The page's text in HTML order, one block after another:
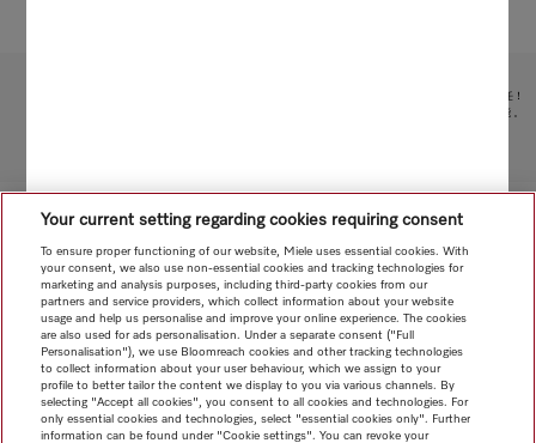
受限於技術變化；不對所提供資訊的準確性承擔任何責任！
請注意，香港地區目前不提供電器聯網工具配件 和 Alexa 功能 。
Your current setting regarding cookies requiring consent
To ensure proper functioning of our website, Miele uses essential cookies. With
your consent, we also use non-essential cookies and tracking technologies for
marketing and analysis purposes, including third-party cookies from our
partners and service providers, which collect information about your website
usage and help us personalise and improve your online experience. The cookies
are also used for ads personalisation. Under a separate consent ("Full
Personalisation"), we use Bloomreach cookies and other tracking technologies
to collect information about your user behaviour, which we assign to your
profile to better tailor the content we display to you via various channels. By
selecting "Accept all cookies", you consent to all cookies and technologies. For
only essential cookies and technologies, select "essential cookies only". Further
information can be found under "Cookie settings". You can revoke your